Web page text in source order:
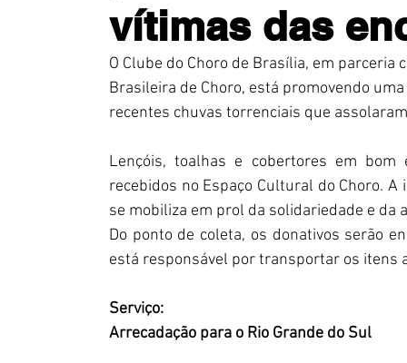
vítimas das
O Clube do Choro de Brasília, em parceria
Brasileira de Choro, está promovendo
recentes chuvas torrenciais que
Lençóis, toalhas e cobertores em
recebidos no Espaço Cultural do Choro.
se mobiliza em prol da solidariedade e da
Do ponto de coleta, os donativos serão
está responsável por transportar os itens
Serviço:
Arrecadação para o Rio Grande do Sul